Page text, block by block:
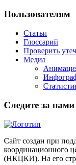
Пользователям
Статьи
Глоссарий
Проверить
Медиа
Следите за
Сайт создан при
координационного
(НКЦКИ). На его